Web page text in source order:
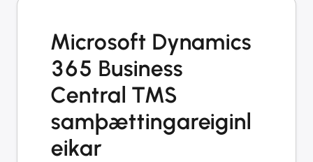
Microsoft Dynamics
365 Business
Central TMS
samþættingareiginl
eikar